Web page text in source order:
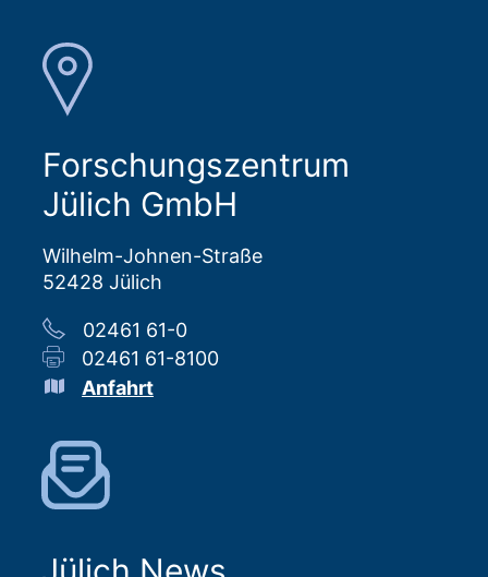
Forschungszentrum
Jülich GmbH
Wilhelm-Johnen-Straße
52428 Jülich
02461 61-0
02461 61-8100
Anfahrt